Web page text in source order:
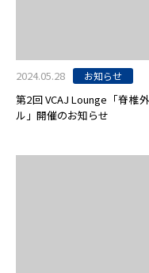
2024.05.28 お知らせ
第2回 VCAJ Lounge「脊椎
ル」開催のお知らせ